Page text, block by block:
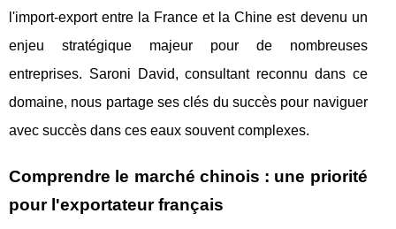
l'import-export entre la France et la Chine est devenu un
enjeu stratégique majeur pour de nombreuses
entreprises. Saroni David, consultant reconnu dans ce
domaine, nous partage ses clés du succès pour naviguer
avec succès dans ces eaux souvent complexes.
Comprendre le marché chinois : une priorité
pour l'exportateur français